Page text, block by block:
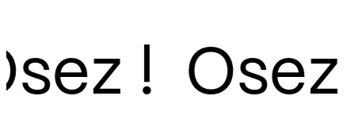
Vous y apprendrez notamment :
!